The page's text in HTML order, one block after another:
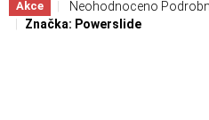
Akce Průměrné hodnocení
Neohodnoceno
Značka: Powerslide